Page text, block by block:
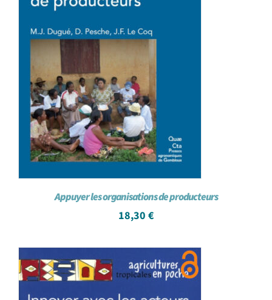
Appuyer les organisations de producteurs
18,30 €